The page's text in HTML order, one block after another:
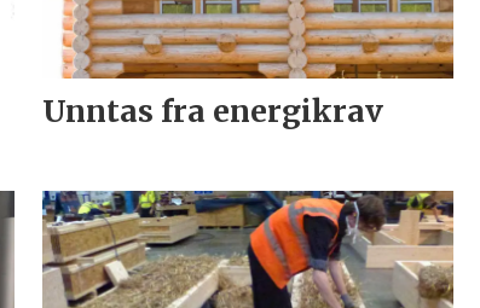
Unntas fra energikrav